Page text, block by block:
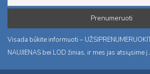
Visada būkite informuoti –
NAUJIENAS bei LOD žinias, ir mes jas atsiųsime į